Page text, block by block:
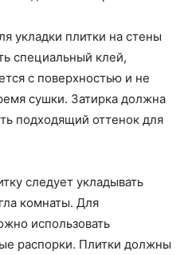
укладки плитки на стены
специальный клей,
с поверхностью и не
сушки. Затирка должна
подходящий оттенок для
следует укладывать
комнаты. Для
использовать
распорки. Плитки должны